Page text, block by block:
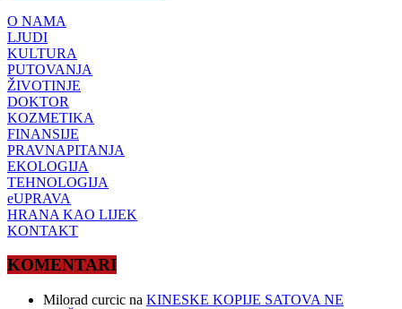
O NAMA
LJUDI
KULTURA
PUTOVANJA
ŽIVOTINJE
DOKTOR
KOZMETIKA
FINANSIJE
PRAVNAPITANJA
EKOLOGIJA
TEHNOLOGIJA
eUPRAVA
HRANA KAO LIJEK
KONTAKT
KOMENTARI
Milorad curcic na KINESKE KOPIJE SATOVA NE